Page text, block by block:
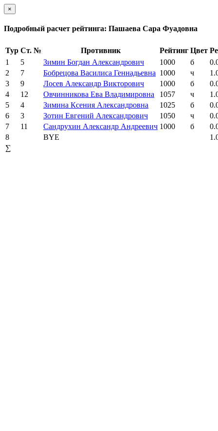
×
Подробный расчет рейтинга: Пашаева Сара Фуадовна
Тур Ст. № Противник Рейтинг Цвет
1
5 Зимин Богдан Александрович 1000 б
2
7 Бобрецова Василиса Геннадьевна 1000 ч
3
9 Лосев Александр Викторович 1000 б
4
12 Овчинникова Ева Владимировна 1057 ч
5
4 Зимина Ксения Александровна 1025 б
6
3 Зотин Евгений Александрович 1050 ч
7
11 Сандрухин Александр Андреевич 1000 б
8
BYE
∑